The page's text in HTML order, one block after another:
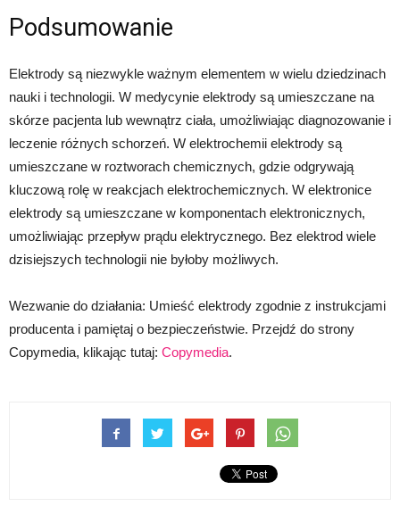
Podsumowanie
Elektrody są niezwykle ważnym elementem w wielu dziedzinach
nauki i technologii. W medycynie elektrody są umieszczane na
skórze pacjenta lub wewnątrz ciała, umożliwiając diagnozowanie i
leczenie różnych schorzeń. W elektrochemii elektrody są
umieszczane w roztworach chemicznych, gdzie odgrywają
kluczową rolę w reakcjach elektrochemicznych. W elektronice
elektrody są umieszczane w komponentach elektronicznych,
umożliwiając przepływ prądu elektrycznego. Bez elektrod wiele
dzisiejszych technologii nie byłoby możliwych.
Wezwanie do działania: Umieść elektrody zgodnie z instrukcjami
producenta i pamiętaj o bezpieczeństwie. Przejdź do strony
Copymedia, klikając tutaj: Copymedia.